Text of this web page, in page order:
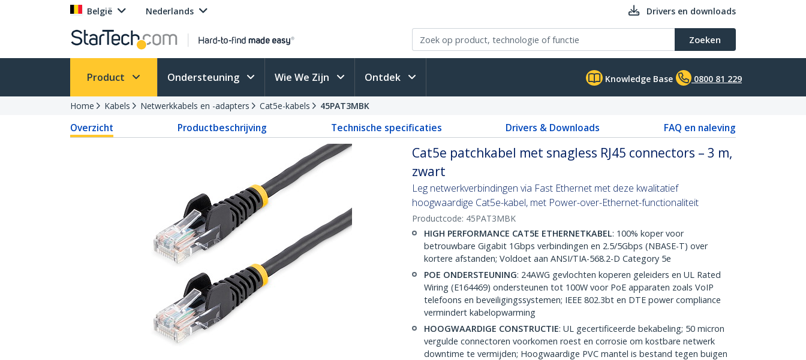
België Nederlands Drivers en downloads
Zoeken
Product Ondersteuning Wie We Zijn Ontdek Knowledge Base 0800 81 229
Home Kabels Netwerkkabels en -adapters Cat5e-kabels 45PAT3MBK
Overzicht Productbeschrijving Technische specificaties Drivers & Downloads FAQ en naleving
Cat5e patchkabel met snagless RJ45 connectors – 3 m,
zwart
Leg netwerkverbindingen via Fast Ethernet met deze kwalitatief
hoogwaardige Cat5e-kabel, met Power-over-Ethernet-functionaliteit
Productcode: 45PAT3MBK
HIGH PERFORMANCE CAT5E ETHERNETKABEL: 100% koper voor
betrouwbare Gigabit 1Gbps verbindingen en 2.5/5Gbps (NBASE-T) over
kortere afstanden; Voldoet aan ANSI/TIA-568.2-D Category 5e
POE ONDERSTEUNING: 24AWG gevlochten koperen geleiders en UL Rated
Wiring (E164469) ondersteunen tot 100W voor PoE apparaten zoals VoIP
telefoons en beveiligingssystemen; IEEE 802.3bt en DTE power compliance
vermindert kabelopwarming
HOOGWAARDIGE CONSTRUCTIE: UL gecertificeerde bekabeling; 50 micron
vergulde connectoren voorkomen roest en corrosie om kostbare netwerk
downtime te vermijden; Hoogwaardige PVC mantel is bestand tegen buigen